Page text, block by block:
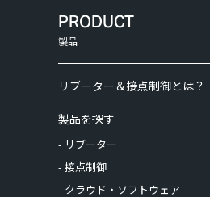
PRODUCT
製品
リブーター＆接点制御とは？
製品を探す
- リブーター
- 接点制御
- クラウド・ソフトウェア